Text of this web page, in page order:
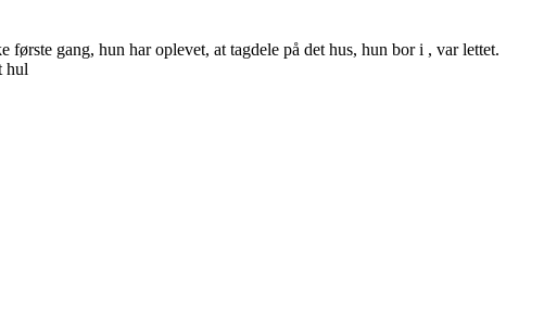
gang, hun har oplevet, at tagdele på det hus, hun bor i , var lettet.
hul